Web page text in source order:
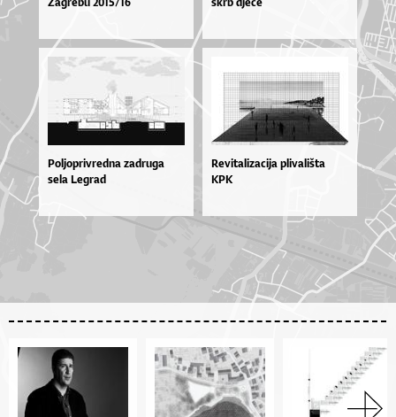
Poljoprivredna zadruga
sela Legrad
Revitalizacija plivališta
KPK